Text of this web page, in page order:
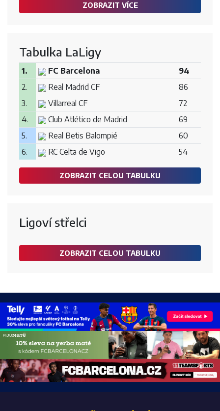
ZOBRAZIT VÍCE
Tabulka LaLigy
1. FC Barcelona
94
2.
Real Madrid CF
86
3.
Villarreal CF
72
4.
Club Atlético de Madrid
69
5.
Real Betis Balompié
60
6.
RC Celta de Vigo 54
ZOBRAZIT CELOU TABULKU
Ligoví střelci
ZOBRAZIT CELOU TABULKU